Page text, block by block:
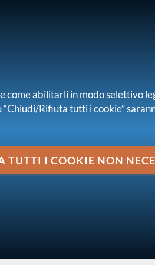
come abilitarli in modo selettivo
Rifiuta tutti i cookie”
I COOKIE NON